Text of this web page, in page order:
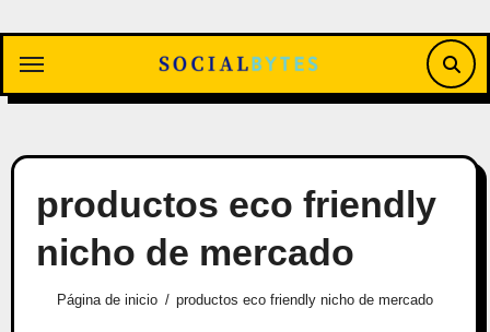
contenido
productos eco friendly
nicho de mercado
Página de inicio productos eco friendly nicho de mercado